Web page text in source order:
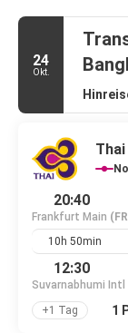
24
Okt.
20:40
Frankfurt Main
10h 50min
12:30
Suvarnabhumi Intl
+1 Tag
1